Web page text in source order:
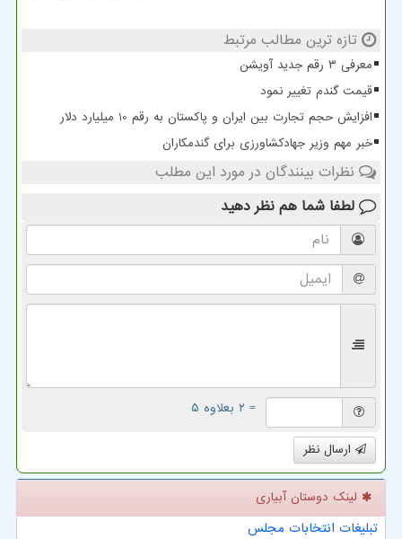
تازه ترین مطالب مرتبط
معرفی ۳ رقم جدید آویشن
قیمت گندم تغییر نمود
افزایش حجم تجارت بین ایران و پاکستان به رقم 10 میلیارد دلار
خبر مهم وزیر جهادکشاورزی برای گندمکاران
نظرات بینندگان در مورد این مطلب
لطفا شما هم نظر دهید
= ۲ بعلاوه ۵
ارسال نظر
لینک دوستان آبیاری
تبلیغات انتخابات مجلس